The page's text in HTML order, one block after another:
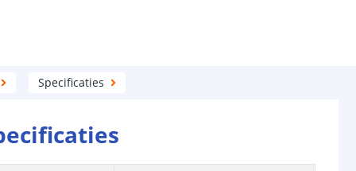
Specificaties